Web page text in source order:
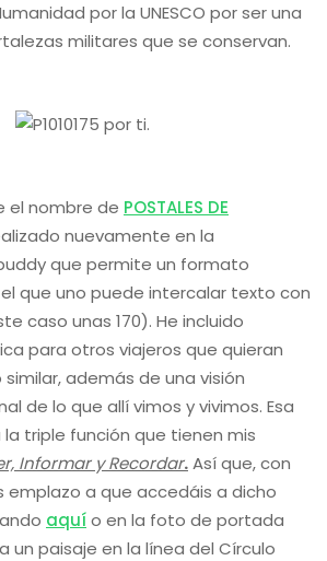
por la UNESCO por ser una
militares que se conservan.
el nombre de POSTALES DE
nuevamente en la
que permite un formato
que uno puede intercalar texto con
caso unas 170). He incluido
para otros viajeros que quieran
además de una visión
de lo que allí vimos y vivimos. Esa
triple función que tienen mis
Informar y Recordar.Así que, con
emplazo a que accedáis a dicho
aquío en la foto de portada
un paisaje en la línea del Círculo